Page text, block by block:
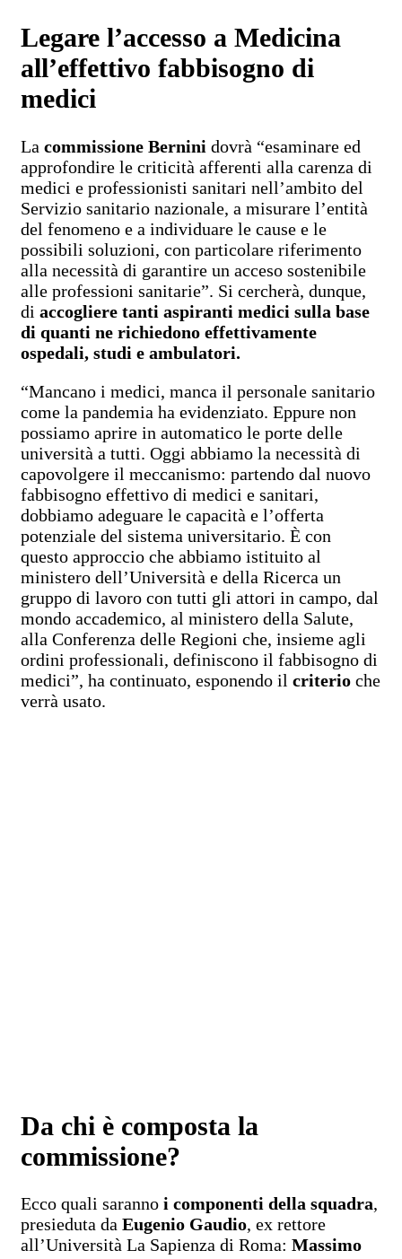
Legare l’accesso a Medicina
all’effettivo fabbisogno di
medici
La commissione Bernini dovrà “esaminare ed
approfondire le criticità afferenti alla carenza di
medici e professionisti sanitari nell’ambito del
Servizio sanitario nazionale, a misurare l’entità
del fenomeno e a individuare le cause e le
possibili soluzioni, con particolare riferimento
alla necessità di garantire un acceso sostenibile
alle professioni sanitarie”. Si cercherà, dunque,
di accogliere tanti aspiranti medici sulla base
di quanti ne richiedono effettivamente
ospedali, studi e ambulatori.
“Mancano i medici, manca il personale sanitario
come la pandemia ha evidenziato. Eppure non
possiamo aprire in automatico le porte delle
università a tutti. Oggi abbiamo la necessità di
capovolgere il meccanismo: partendo dal nuovo
fabbisogno effettivo di medici e sanitari,
dobbiamo adeguare le capacità e l’offerta
potenziale del sistema universitario. È con
questo approccio che abbiamo istituito al
ministero dell’Università e della Ricerca un
gruppo di lavoro con tutti gli attori in campo, dal
mondo accademico, al ministero della Salute,
alla Conferenza delle Regioni che, insieme agli
ordini professionali, definiscono il fabbisogno di
medici”, ha continuato, esponendo il criterio che
verrà usato.
Da chi è composta la
commissione?
Ecco quali saranno i componenti della squadra,
presieduta da Eugenio Gaudio, ex rettore
all’Università La Sapienza di Roma: Massimo